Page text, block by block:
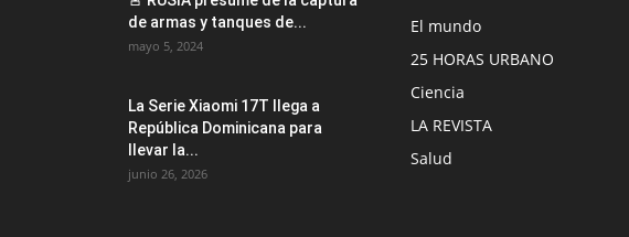
de armas y tanques de...
mayo 5, 2024
La Serie Xiaomi 17T llega a
República Dominicana para
llevar la...
junio 26, 2026
El mundo
25 HORAS URBANO
Ciencia
LA REVISTA
Salud